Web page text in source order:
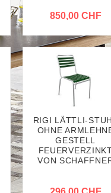
850,00 CHF
RIGI LÄTTLI-
OHNE
GESTELL
VON